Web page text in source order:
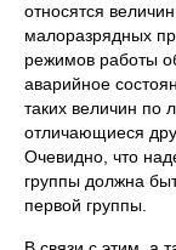
относятся
малоразрядных
режимов работы
аварийное
таких величин по
отличающиеся
Очевидно, что
группы должна
первой группы.